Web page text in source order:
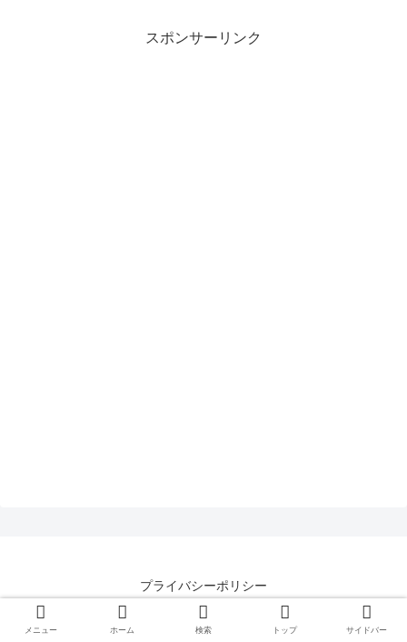
スポンサーリンク
プライバシーポリシー
© 2017 はるの仕分け日記.
メニュー ホーム 検索 トップ サイドバー